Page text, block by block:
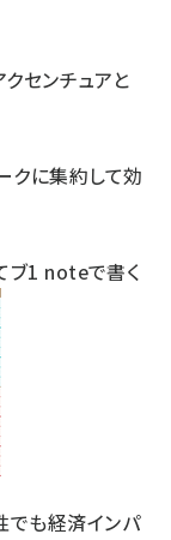
センチュアと
クに集約して効
ブ1 noteで書く
でも経済インパ